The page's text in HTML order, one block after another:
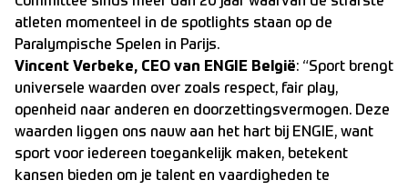
atleten momenteel in de spotlights staan op de
Paralympische Spelen in Parijs.
Vincent Verbeke, CEO van ENGIE België: “Sport brengt
universele waarden over zoals respect, fair play,
openheid naar anderen en doorzettingsvermogen. Deze
waarden liggen ons nauw aan het hart bij ENGIE, want
sport voor iedereen toegankelijk maken, betekent
kansen bieden om je talent en vaardigheden te